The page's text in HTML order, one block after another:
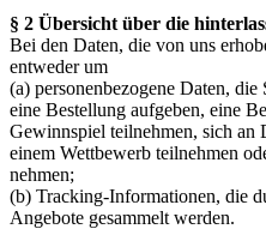
§ 2 Übersicht über die
Bei den Daten, die von uns
entweder um
(a) personenbezogene Daten,
eine Bestellung aufgeben, eine
Gewinnspiel teilnehmen, sich an
einem Wettbewerb teilnehmen
nehmen;
(b) Tracking-Informationen, die
Angebote gesammelt werden.